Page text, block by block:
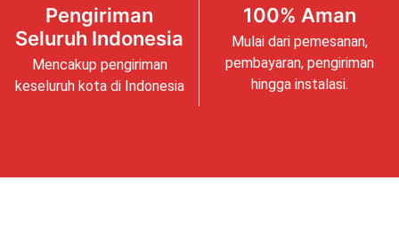
Pengiriman
Seluruh Indonesia
Mencakup pengiriman
keseluruh kota di Indonesia
100% Aman
Mulai dari pemesanan,
pembayaran, pengiriman
hingga instalasi.